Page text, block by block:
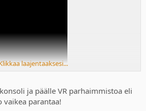
laajentaaksesi...
ja päälle VR parhaimmistoa eli
vaikea parantaa!